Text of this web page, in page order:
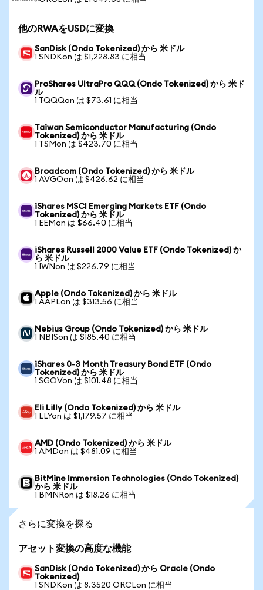
他のRWAをUSDに変換
SanDisk (Ondo Tokenized) から 米ドル
1 SNDKon は $1,228.83 に相当
ProShares UltraPro QQQ (Ondo Tokenized) から 米ド
ル
1 TQQQon は $73.61 に相当
Taiwan Semiconductor Manufacturing (Ondo
Tokenized) から 米ドル
1 TSMon は $423.70 に相当
Broadcom (Ondo Tokenized) から 米ドル
1 AVGOon は $426.62 に相当
iShares MSCI Emerging Markets ETF (Ondo
Tokenized) から 米ドル
1 EEMon は $66.40 に相当
iShares Russell 2000 Value ETF (Ondo Tokenized) か
ら 米ドル
1 IWNon は $226.79 に相当
Apple (Ondo Tokenized) から 米ドル
1 AAPLon は $313.56 に相当
Nebius Group (Ondo Tokenized) から 米ドル
1 NBISon は $185.40 に相当
iShares 0-3 Month Treasury Bond ETF (Ondo
Tokenized) から 米ドル
1 SGOVon は $101.48 に相当
Eli Lilly (Ondo Tokenized) から 米ドル
1 LLYon は $1,179.57 に相当
AMD (Ondo Tokenized) から 米ドル
1 AMDon は $481.09 に相当
BitMine Immersion Technologies (Ondo Tokenized)
から 米ドル
1 BMNRon は $18.26 に相当
さらに変換を探る
アセット変換の高度な機能
SanDisk (Ondo Tokenized) から Oracle (Ondo
Tokenized)
1 SNDKon は 8.3520 ORCLon に相当